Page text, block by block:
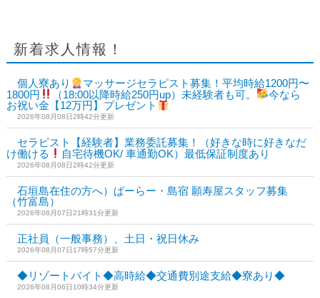
新着求人情報！
個人寮あり
マッサージセラピスト募集！平均時給1200円〜
1800円
（18:00以降時給250円up）未経験者も可。
今なら
お祝い金【12万円】プレゼント
2026年08月08日2時42分更新
セラピスト【経験者】業務委託募集！（好きな時に好きなだ
け働ける
自宅待機OK/ 車通勤OK）最低保証制度あり
2026年08月08日2時42分更新
石垣島在住の方へ）ぱーらー・島宿 願寿屋スタッフ募集
（竹富島）
2026年08月07日21時31分更新
正社員（一般事務）、土日・祝日休み
2026年08月07日17時57分更新
◆リゾートバイト◆高時給◆交通費別途支給◆寮あり◆
2026年08月06日10時34分更新